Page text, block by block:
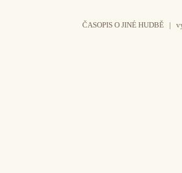
ČASOPIS O JINÉ HUDBĚ |